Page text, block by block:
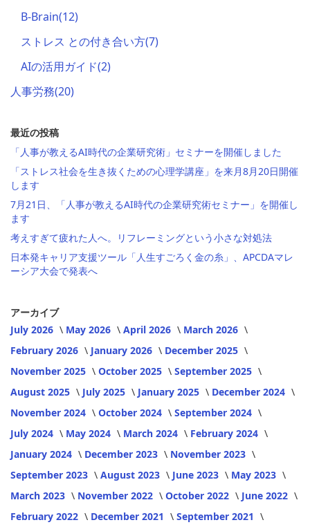
B-Brain(12)
ストレス との付き合い方(7)
AIの活用ガイド(2)
人事労務(20)
最近の投稿
「人事が教えるAI時代の企業研究術」セミナーを開催しました
「ストレス社会を生き抜くための心理学講座」を来月8月20日開催
します
7月21日、「人事が教えるAI時代の企業研究術セミナー」を開催し
ます
考えすぎて疲れた人へ。リフレーミングという小さな対処法
日本発キャリア支援ツール「人生すごろく金の糸」、APCDAマレ
ーシア大会で発表へ
アーカイブ
July 2026
May 2026 April 2026
March 2026
February 2026
January 2026
December 2025
November 2025
October 2025
September 2025
August 2025
July 2025 January 2025
December 2024
November 2024
October 2024
September 2024
July 2024
May 2024 March 2024
February 2024
January 2024
December 2023
November 2023
September 2023
August 2023 June 2023
May 2023
March 2023
November 2022 October 2022
June 2022
February 2022
December 2021
September 2021